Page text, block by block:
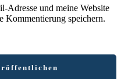
Adresse und meine Website
Kommentierung speichern.